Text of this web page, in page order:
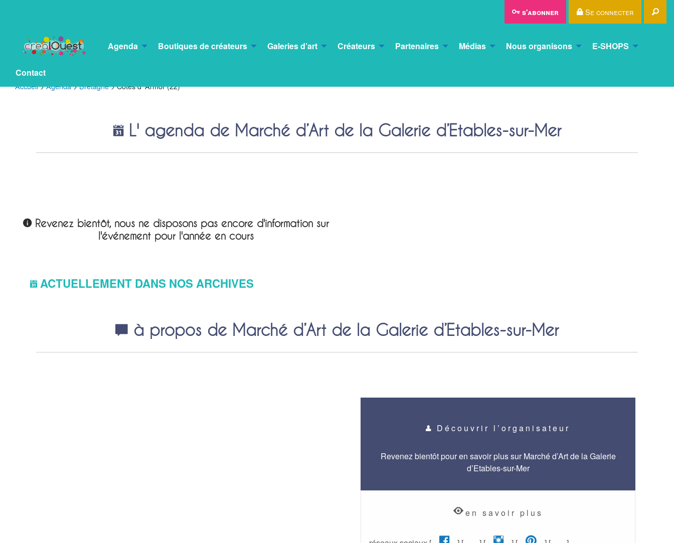
s'abonner Se connecter
Agenda Boutiques de créateurs Galeries d’art Créateurs Partenaires Médias Nous organisons E-SHOPS
Contact
Accueil>Agenda>Bretagne>Côtes d’ Armor (22)
L' agenda de Marché d’Art de la Galerie d’Etables-sur-Mer
Revenez bientôt, nous ne disposons pas encore d'information sur
l'événement pour l'année en cours
ACTUELLEMENT DANS NOS ARCHIVES
à propos de Marché d’Art de la Galerie d’Etables-sur-Mer
Découvrir l’organisateur
Revenez bientôt pour en savoir plus sur Marché d’Art de la Galerie
d’Etables-sur-Mer
en savoir plus